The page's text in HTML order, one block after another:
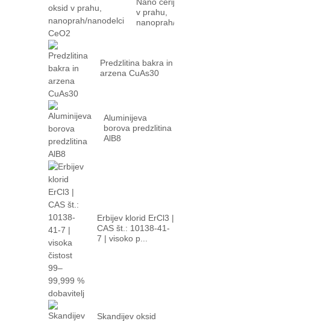
v prahu,
nanoprah/nanodelci
Predzlitina bakra in
arzena CuAs30
Aluminijeva
borova predzlitina
AlB8
Erbijev klorid ErCl3 |
CAS št.: 10138-41-
7 | visoko p...
Skandijev oksid